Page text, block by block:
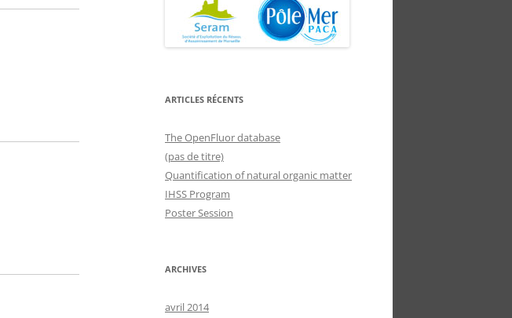
ARTICLES RÉCENTS
The OpenFluor database
(pas de titre)
Quantification of natural organic matter
IHSS Program
Poster Session
ARCHIVES
avril 2014